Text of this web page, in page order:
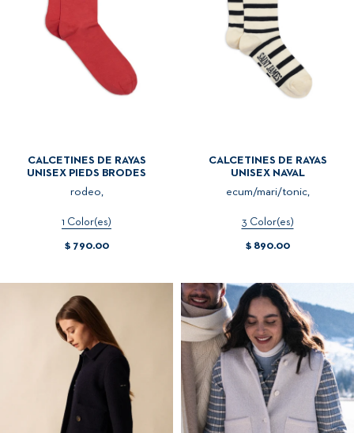
CALCETINES DE RAYAS
UNISEX PIEDS BRODES
rodeo,
1 Color(es)
$ 790.00
CALCETINES DE RAYAS
UNISEX NAVAL
ecum/mari/tonic,
3 Color(es)
$ 890.00